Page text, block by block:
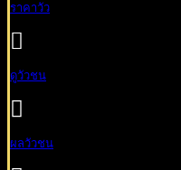
ราคาวัว
ดูวัวชน
ผลวัวชน